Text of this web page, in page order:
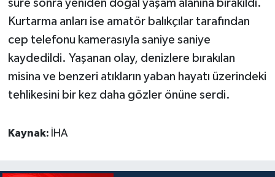
süre sonra yeniden doğal yaşam alanına bırakıldı.
Kurtarma anları ise amatör balıkçılar tarafından
cep telefonu kamerasıyla saniye saniye
kaydedildi. Yaşanan olay, denizlere bırakılan
misina ve benzeri atıkların yaban hayatı üzerindeki
tehlikesini bir kez daha gözler önüne serdi.
Kaynak: İHA